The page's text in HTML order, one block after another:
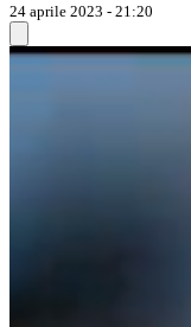
24 aprile 2023 - 21:20